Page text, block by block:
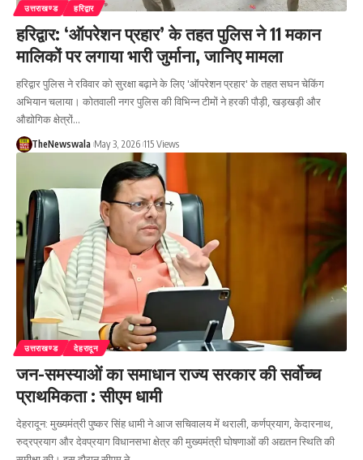
उत्तराखण्ड हरिद्वार
हरिद्वार: ‘ऑपरेशन प्रहार’ के तहत पुलिस ने 11 मकान
मालिकों पर लगाया भारी जुर्माना, जानिए मामला
हरिद्वार पुलिस ने रविवार को सुरक्षा बढ़ाने के लिए 'ऑपरेशन प्रहार' के तहत सघन चेकिंग
अभियान चलाया। कोतवाली नगर पुलिस की विभिन्न टीमों ने हरकी पौड़ी, खड़खड़ी और
औद्योगिक क्षेत्रों…
TheNewswala May 3, 2026 115 Views
उत्तराखण्ड देहरादून
जन-समस्याओं का समाधान राज्य सरकार की सर्वोच्च
प्राथमिकता : सीएम धामी
देहरादून: मुख्यमंत्री पुष्कर सिंह धामी ने आज सचिवालय में थराली, कर्णप्रयाग, केदारनाथ,
रुद्रप्रयाग और देवप्रयाग विधानसभा क्षेत्र की मुख्यमंत्री घोषणाओं की अद्यतन स्थिति की